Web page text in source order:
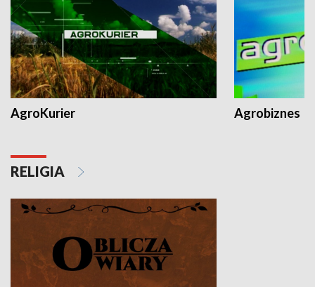
AgroKurier Agrobiznes
RELIGIA